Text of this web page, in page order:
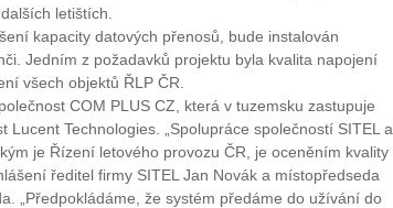
letištích.
kapacity datových přenosů, bude instalován
Jedním z požadavků projektu byla kvalita napojení
všech objektů ŘLP ČR.
COM PLUS CZ, která v tuzemsku zastupuje
Technologies. „Spolupráce společností SITEL a
je Řízení letového provozu ČR, je oceněním kvality
ředitel firmy SITEL Jan Novák a místopředseda
„Předpokládáme, že systém předáme do užívání do